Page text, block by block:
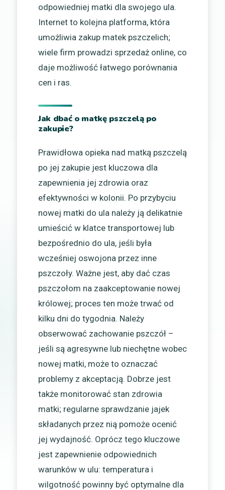
odpowiedniej matki dla swojego ula.
Internet to kolejna platforma, która
umożliwia zakup matek pszczelich;
wiele firm prowadzi sprzedaż online, co
daje możliwość łatwego porównania
cen i ras.
Jak dbać o matkę pszczelą po
zakupie?
Prawidłowa opieka nad matką pszczelą
po jej zakupie jest kluczowa dla
zapewnienia jej zdrowia oraz
efektywności w kolonii. Po przybyciu
nowej matki do ula należy ją delikatnie
umieścić w klatce transportowej lub
bezpośrednio do ula, jeśli była
wcześniej oswojona przez inne
pszczoły. Ważne jest, aby dać czas
pszczołom na zaakceptowanie nowej
królowej; proces ten może trwać od
kilku dni do tygodnia. Należy
obserwować zachowanie pszczół –
jeśli są agresywne lub niechętne wobec
nowej matki, może to oznaczać
problemy z akceptacją. Dobrze jest
także monitorować stan zdrowia
matki; regularne sprawdzanie jajek
składanych przez nią pomoże ocenić
jej wydajność. Oprócz tego kluczowe
jest zapewnienie odpowiednich
warunków w ulu: temperatura i
wilgotność powinny być optymalne dla